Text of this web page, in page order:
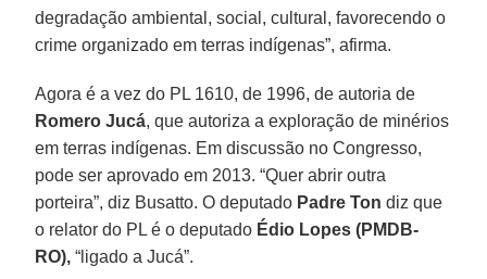
degradação ambiental, social, cultural, favorecendo o
crime organizado em terras indígenas”, afirma.
Agora é a vez do PL 1610, de 1996, de autoria de
Romero Jucá, que autoriza a exploração de minérios
em terras indígenas. Em discussão no Congresso,
pode ser aprovado em 2013. “Quer abrir outra
porteira”, diz Busatto. O deputado Padre Ton diz que
o relator do PL é o deputado Édio Lopes (PMDB-
RO), “ligado a Jucá”.